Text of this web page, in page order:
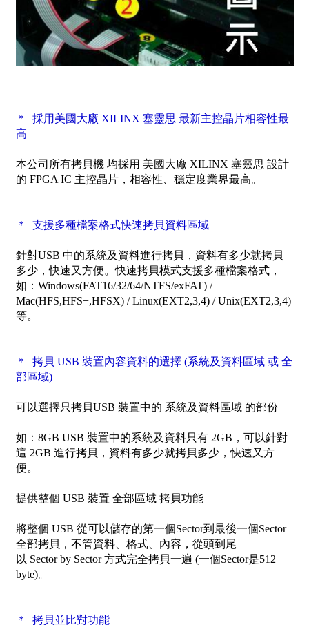
＊ 採用美國大廠 XILINX 塞靈思 最新主控晶片相容性最
高
本公司所有拷貝機 均採用 美國大廠 XILINX 塞靈思 設計
的 FPGA IC 主控晶片，相容性、穩定度業界最高。
＊ 支援多種檔案格式快速拷貝資料區域
針對USB 中的系統及資料進行拷貝，資料有多少就拷貝
多少，快速又方便。快速拷貝模式支援多種檔案格式，
如：Windows(FAT16/32/64/NTFS/exFAT) /
Mac(HFS,HFS+,HFSX) / Linux(EXT2,3,4) / Unix(EXT2,3,4)
等。
＊ 拷貝 USB 裝置內容資料的選擇 (系統及資料區域 或 全
部區域)
可以選擇只拷貝USB 裝置中的 系統及資料區域的部份
如：8GB USB 裝置中的系統及資料只有 2GB，可以針對
這 2GB 進行拷貝，資料有多少就拷貝多少，快速又方
便。
提供整個 USB 裝置 全部區域拷貝功能
將整個 USB 從可以儲存的第一個Sector到最後一個Sector
全部拷貝，不管資料、格式、內容，從頭到尾
以 Sector by Sector方式完全拷貝一遍 (一個Sector是512
byte)。
＊ 拷貝並比對功能